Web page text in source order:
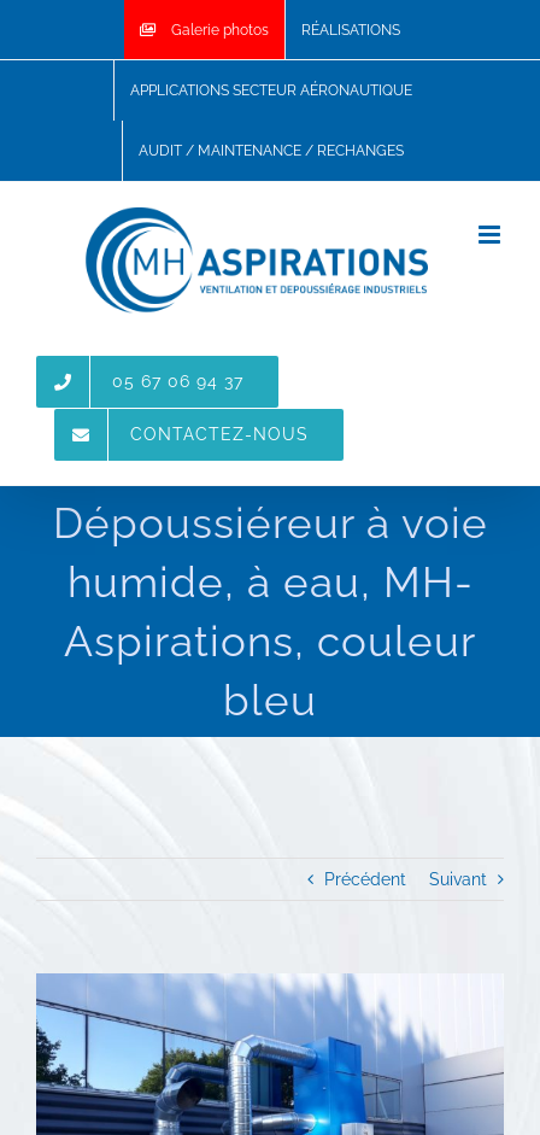
Galerie photos RÉALISATIONS
APPLICATIONS SECTEUR AÉRONAUTIQUE
AUDIT / MAINTENANCE / RECHANGES
05 67 06 94 37
CONTACTEZ-NOUS
Dépoussiéreur à voie
humide, à eau, MH-
Aspirations, couleur
bleu
Précédent Suivant
Larger
Image